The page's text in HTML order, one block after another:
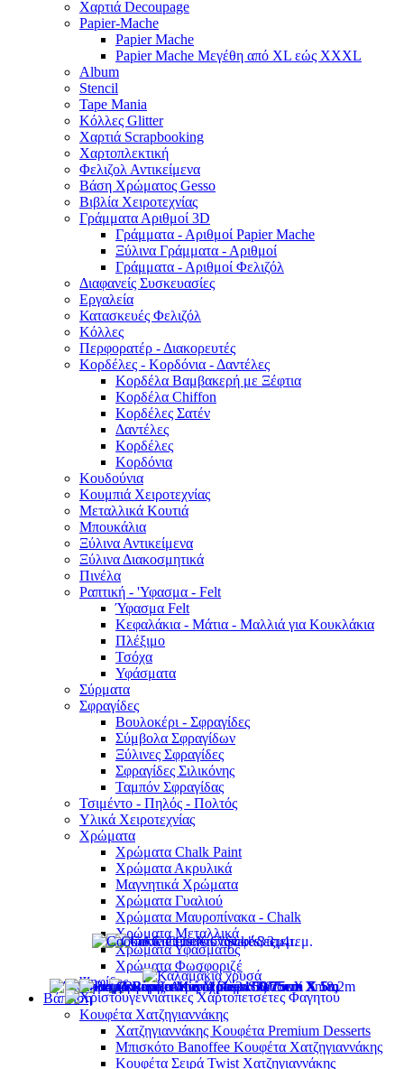
Χαρτιά Decoupage
Papier-Mache
Papier Mache
Papier Mache Μεγέθη από XL εώς XXXL
Album
Stencil
Tape Mania
Κόλλες Glitter
Χαρτιά Scrapbooking
Χαρτοπλεκτική
Φελιζολ Αντικείμενα
Βάση Χρώματος Gesso
Βιβλία Χειροτεχνίας
Γράμματα Αριθμοί 3D
Γράμματα - Αριθμοί Papier Mache
Ξύλινα Γράμματα - Αριθμοί
Γράμματα - Αριθμοί Φελιζόλ
Διαφανείς Συσκευασίες
Εργαλεία
Κατασκευές Φελιζόλ
Κόλλες
Περφορατέρ - Διακορευτές
Κορδέλες - Κορδόνια - Δαντέλες
Κορδέλα Βαμβακερή με Ξέφτια
Κορδέλα Chiffon
Κορδέλες Σατέν
Δαντέλες
Κορδέλες
Κορδόνια
Κουδούνια
Κουμπιά Χειροτεχνίας
Μεταλλικά Κουτιά
Μπουκάλια
Ξύλινα Αντικείμενα
Ξύλινα Διακοσμητικά
Πινέλα
Ραπτική - 'Υφασμα - Felt
Ύφασμα Felt
Κεφαλάκια - Μάτια - Μαλλιά για Κουκλάκια
Πλέξιμο
Τσόχα
Υφάσματα
Σύρματα
Σφραγίδες
Βουλοκέρι - Σφραγίδες
Σύμβολα Σφραγίδων
Ξύλινες Σφραγίδες
Σφραγίδες Σιλικόνης
Ταμπόν Σφραγίδας
Τσιμέντο - Πηλός - Πολτός
Υλικά Χειροτεχνίας
Χρώματα
Χρώματα Chalk Paint
Χρώματα Ακρυλικά
Μαγνητικά Χρώματα
Χρώματα Γυαλιού
Χρώματα Μαυροπίνακα - Chalk
Χρώματα Μεταλλικά
Χρώματα Υφάσματος
Χρώματα Φωσφοριζέ
Ψηφίδες
Βάπτιση
Κουφέτα Χατζηγιαννάκης
Χατζηγιαννάκης Κουφέτα Premium Desserts
Μπισκότο Banoffee Κουφέτα Χατζηγιαννάκης
Κουφέτα Σειρά Twist Χατζηγιαννάκης